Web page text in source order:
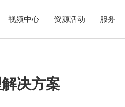
APS排程
电子制造
视频中心 资源活动
市场活动
服务
决方案